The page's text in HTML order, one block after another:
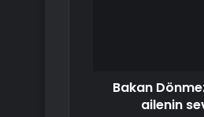
Bakan
ailenin